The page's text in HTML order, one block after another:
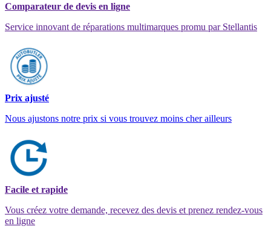
Comparateur de devis en ligne
Service innovant de réparations multimarques promu par Stellantis
Prix ajusté
Nous ajustons notre prix si vous trouvez moins cher ailleurs
Facile et rapide
Vous créez votre demande, recevez des devis et prenez rendez-vous
en ligne